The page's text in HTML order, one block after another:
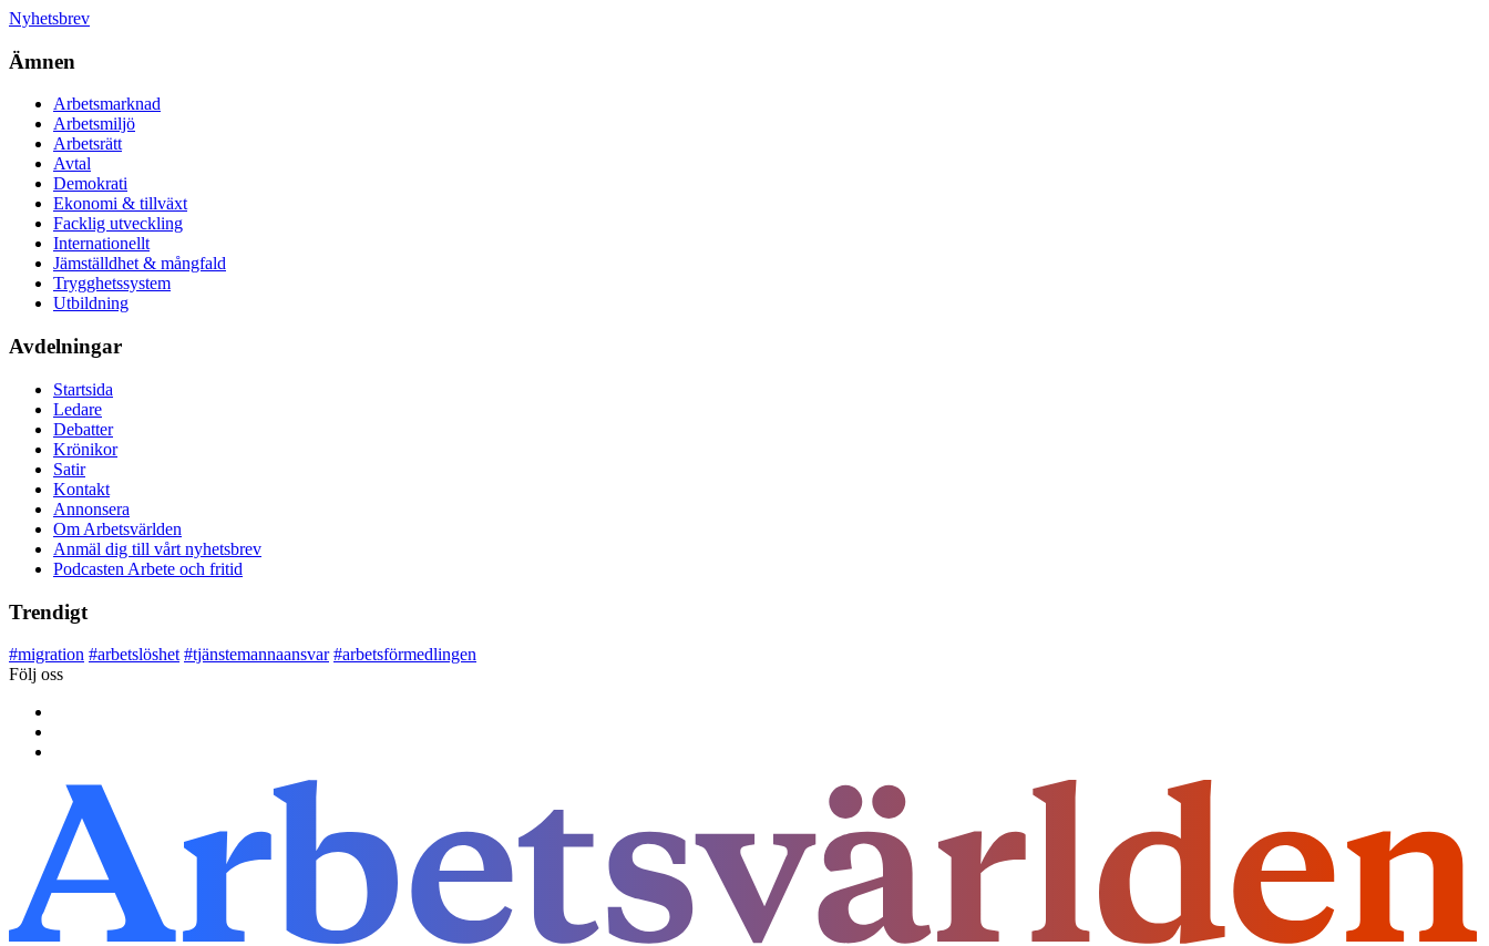
Nyhetsbrev
Ämnen
Arbetsmarknad
Arbetsmiljö
Arbetsrätt
Avtal
Demokrati
Ekonomi & tillväxt
Facklig utveckling
Internationellt
Jämställdhet & mångfald
Trygghetssystem
Utbildning
Avdelningar
Startsida
Ledare
Debatter
Krönikor
Satir
Kontakt
Annonsera
Om Arbetsvärlden
Anmäl dig till vårt nyhetsbrev
Podcasten Arbete och fritid
Trendigt
#migration #arbetslöshet #tjänstemannaansvar #arbetsförmedlingen
Följ oss